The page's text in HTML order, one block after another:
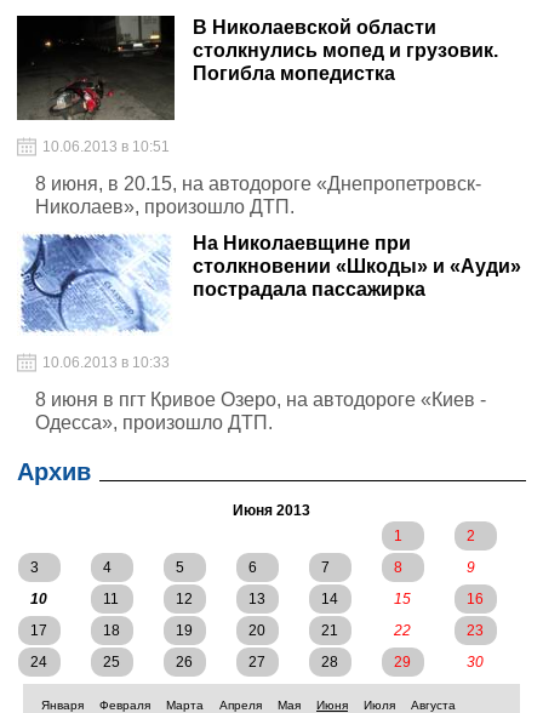
В Николаевской области
столкнулись мопед и грузовик.
Погибла мопедистка
10.06.2013 в 10:51
8 июня, в 20.15, на автодороге «Днепропетровск-
Николаев», произошло ДТП.
На Николаевщине при
столкновении «Шкоды» и «Ауди»
пострадала пассажирка
10.06.2013 в 10:33
8 июня в пгт Кривое Озеро, на автодороге «Киев -
Одесса», произошло ДТП.
Архив
Июня 2013
1
2
3
4 5 6 7 8
9
10
11 12 13 14 15
16
17
18 19 20 21 22
23
24
25 26 27 28 29 30
Января Февраля Марта Апреля Мая Июня Июля
Августа